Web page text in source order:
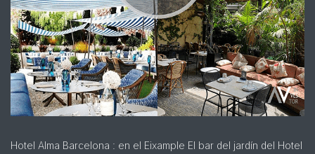
Hotel Alma Barcelona : en el Eixample El bar del jardín del Hotel